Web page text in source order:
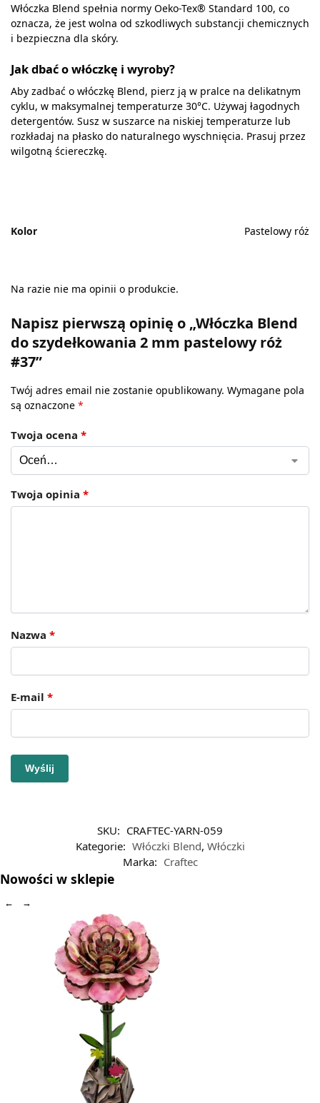
Włóczka Blend spełnia normy Oeko-Tex® Standard 100, co
oznacza, że jest wolna od szkodliwych substancji chemicznych
i bezpieczna dla skóry.
Jak dbać o włóczkę i wyroby?
Aby zadbać o włóczkę Blend, pierz ją w pralce na delikatnym
cyklu, w maksymalnej temperaturze 30°C. Używaj łagodnych
detergentów. Susz w suszarce na niskiej temperaturze lub
rozkładaj na płasko do naturalnego wyschnięcia. Prasuj przez
wilgotną ściereczkę.
Kolor Pastelowy róż
Na razie nie ma opinii o produkcie.
Napisz pierwszą opinię o „Włóczka Blend
do szydełkowania 2 mm pastelowy róż
#37”
Twój adres email nie zostanie opublikowany. Wymagane pola
są oznaczone *
Twoja ocena *
Twoja opinia *
Nazwa *
E-mail *
SKU: CRAFTEC-YARN-059
Kategorie: Włóczki Blend, Włóczki
Marka: Craftec
Nowości w sklepie
← →